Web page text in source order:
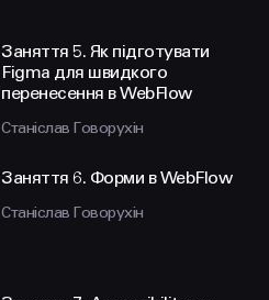
Заняття 5. Як підготувати
Figma для швидкого
перенесення в WebFlow
Станіслав Говорухін
Заняття 6. Форми в WebFlow
Станіслав Говорухін